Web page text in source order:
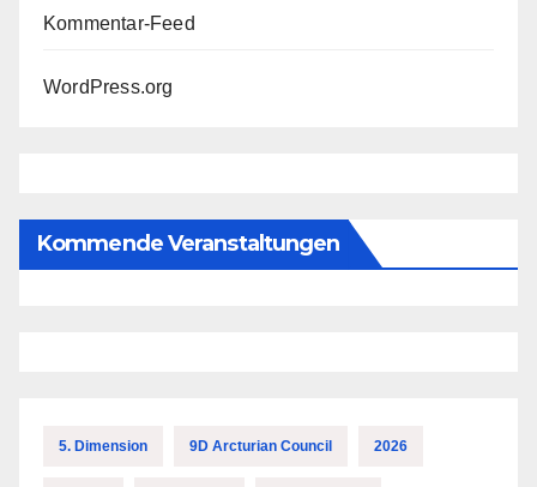
Kommentar-Feed
WordPress.org
Kommende Veranstaltungen
5. Dimension 9D Arcturian Council 2026